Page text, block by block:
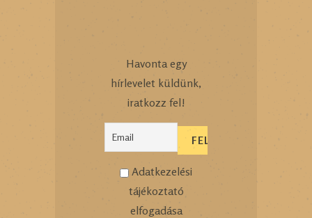
Havonta egy
hírlevelet küldünk,
iratkozz fel!
Adatkezelési
tájékoztató
elfogadása